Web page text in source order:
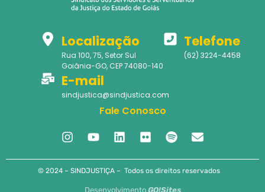
Localização
Rua 100, 75, Setor Sul
Goiânia-GO, CEP 74080-140
Telefone
(62) 3224-4458
E-mail
sindjustica@sindjustica.com
Fale Conosco
© 2024 – SINDJUSTIÇA – Todos os direitos reservados
Desenvolvimento GO!Sites